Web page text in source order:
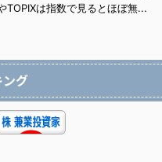
TOPIXは指数で見るとほぼ無...
グ